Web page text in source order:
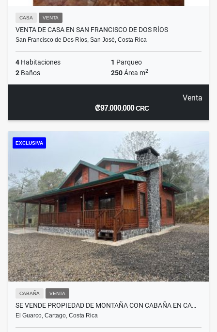
CASA VENTA
VENTA DE CASA EN SAN FRANCISCO DE DOS RÍOS
San Francisco de Dos Ríos, San José, Costa Rica
4 Habitaciones 1 Parqueo
2 Baños 250Área m2
Venta
₡97.000.000CRC
EXCLUSIVA
CABAÑA VENTA
SE VENDE PROPIEDAD DE MONTAÑA CON CABAÑA EN CA…
El Guarco, Cartago, Costa Rica